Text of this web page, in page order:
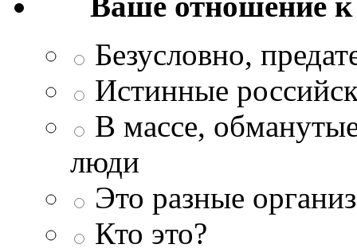
Безусловно,
Истинные
В массе,
люди
Это разные
Кто это?